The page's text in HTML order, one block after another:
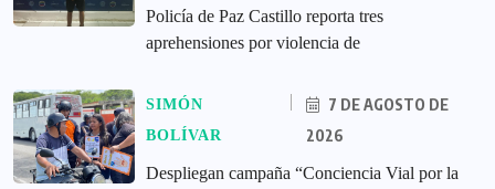
‎Policía de Paz Castillo reporta tres
aprehensiones por violencia de
SIMÓN
BOLÍVAR
7 DE AGOSTO DE
2026
‎Despliegan campaña “Conciencia Vial por la